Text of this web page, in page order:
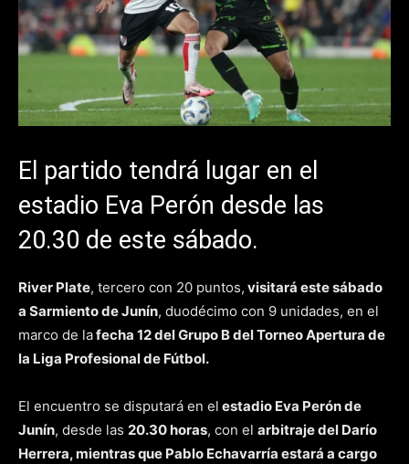
El partido tendrá lugar en el
estadio Eva Perón desde las
20.30 de este sábado.
River Plate, tercero con 20 puntos, visitará este sábado
a Sarmiento de Junín, duodécimo con 9 unidades, en el
marco de lafecha 12 del Grupo B del Torneo Apertura de
la Liga Profesional de Fútbol.
El encuentro se disputará en el estadio Eva Perón de
Junín, desde las 20.30 horas, con el arbitraje del Darío
Herrera, mientras que Pablo Echavarría estará a cargo